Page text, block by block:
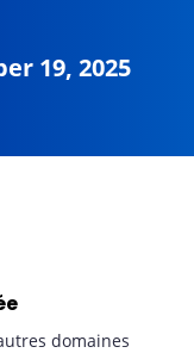
19, 2025
domaines